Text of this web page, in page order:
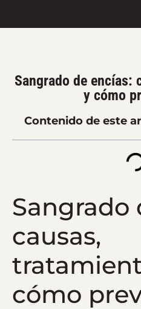
Sangrado de encías:
y cómo
Contenido de este
Sangrado
causas,
cómo